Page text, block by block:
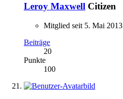
Leroy Maxwell Citizen
Mitglied seit 5. Mai 2013
Beiträge
20
Punkte
100